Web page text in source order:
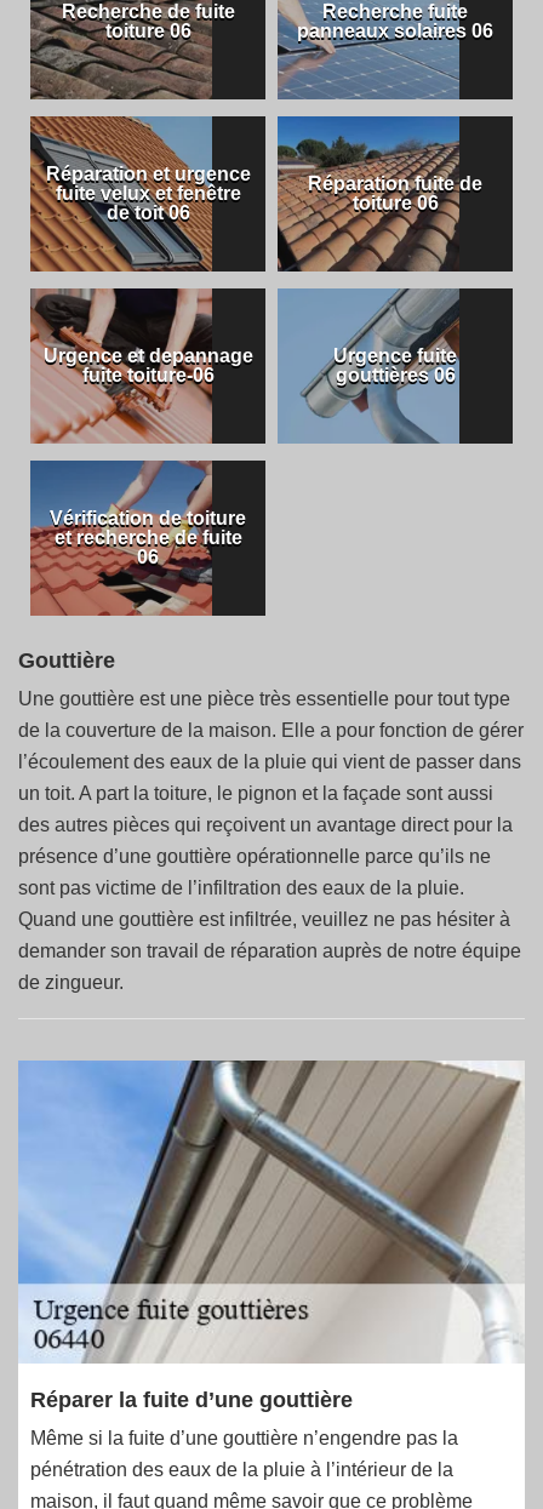
Recherche de fuite
toiture 06
Recherche fuite
panneaux solaires 06
Réparation et urgence
fuite velux et fenêtre
de toit 06
Réparation fuite de
toiture 06
Urgence et depannage
fuite toiture-06
Urgence fuite
gouttières 06
Vérification de toiture
et recherche de fuite
06
Gouttière
Une gouttière est une pièce très essentielle pour tout type
de la couverture de la maison. Elle a pour fonction de gérer
l’écoulement des eaux de la pluie qui vient de passer dans
un toit. A part la toiture, le pignon et la façade sont aussi
des autres pièces qui reçoivent un avantage direct pour la
présence d’une gouttière opérationnelle parce qu’ils ne
sont pas victime de l’infiltration des eaux de la pluie.
Quand une gouttière est infiltrée, veuillez ne pas hésiter à
demander son travail de réparation auprès de notre équipe
de zingueur.
Réparer la fuite d’une gouttière
Même si la fuite d’une gouttière n’engendre pas la
pénétration des eaux de la pluie à l’intérieur de la
maison, il faut quand même savoir que ce problème